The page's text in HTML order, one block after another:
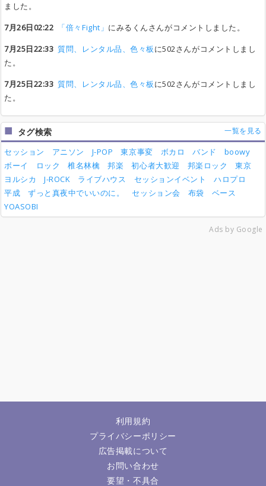
ました。
7月26日02:22
「倍々Fight」 にみるくんさんがコメントしました。
7月25日22:33 質問、レンタル品、色々板に502さんがコメントしまし
た。
7月25日22:33 質問、レンタル品、色々板に502さんがコメントしまし
た。
タグ検索 一覧を見る
セッション アニソン J-POP 東京事変 ボカロ バンド
boowy
ボーイ
ロック 椎名林檎 邦楽 初心者大歓迎 邦楽ロック
東京
ヨルシカ
J-ROCK ライブハウス セッションイベント
ハロプロ
平成
ずっと真夜中でいいのに。 セッション会 布袋
ベース
YOASOBI
Ads by Google
利用規約
プライバシーポリシー
広告掲載について
お問い合わせ
要望・不具合